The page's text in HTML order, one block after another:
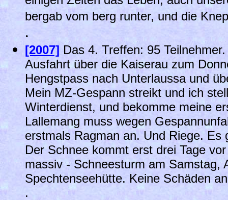
bergab vom berg runter, und die
.
[2007] Das 4. Treffen: 95
Ausfahrt über die Kaiserau zum
Hengstpass nach Unterlaussa und
Mein MZ-Gespann streikt und ich
Winterdienst, und bekomme meine
Lallemang muss wegen
erstmals Ragman an. Und Riege. Es
Der Schnee kommt erst drei Tage
massiv - Schneesturm am Samstag,
Spechtenseehütte. Keine Schäden
.